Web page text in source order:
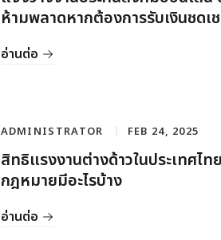
ห้ามพลาดหากต้องการรับเงินชดเ
อ่านต่อ
ADMINISTRATOR FEB 24, 2025
สิทธิแรงงานต่างด้าวในประเทศไท
กฎหมายมีอะไรบ้าง
อ่านต่อ